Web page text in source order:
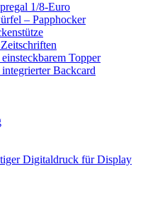
1/8-Euro
– Papphocker
Topper
Backcard
Digitaldruck für Display